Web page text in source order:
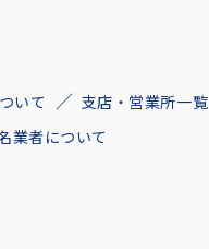
いて 支店・営業所一覧
業者について